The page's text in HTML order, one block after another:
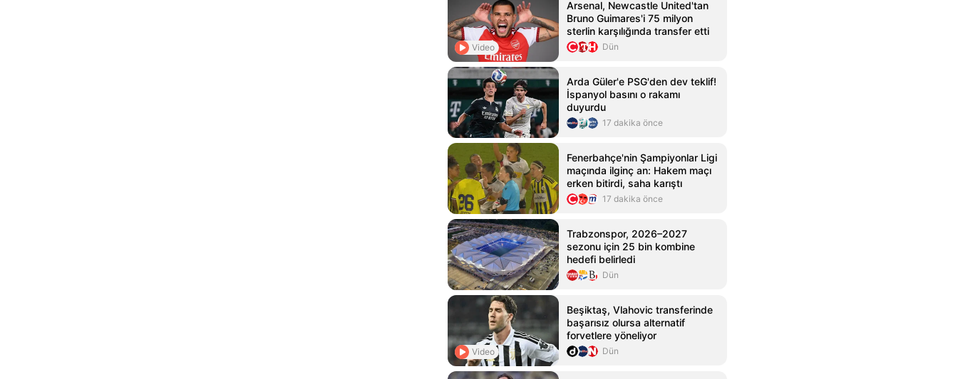
Video
Arsenal, Newcastle United'tan
Bruno Guimares'i 75 milyon
sterlin karşılığında transfer etti
Dün
Arda Güler'e PSG'den dev teklif!
İspanyol basını o rakamı
duyurdu
17 dakika önce
Fenerbahçe'nin Şampiyonlar Ligi
maçında ilginç an: Hakem maçı
erken bitirdi, saha karıştı
17 dakika önce
Trabzonspor, 2026–2027
sezonu için 25 bin kombine
hedefi belirledi
Dün
Video
Beşiktaş, Vlahovic transferinde
başarısız olursa alternatif
forvetlere yöneliyor
Dün